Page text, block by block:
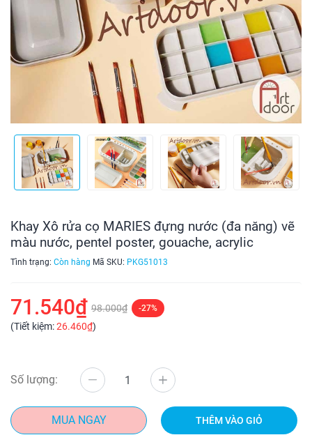
Khay Xô rửa cọ MARIES đựng nước (đa năng) vẽ
màu nước, pentel poster, gouache, acrylic
Tình trạng: Còn hàng Mã SKU: PKG51013
71.540₫ 98.000₫ -27%
(Tiết kiệm:26.460₫)
Số lượng:
MUA NGAY THÊM VÀO GIỎ